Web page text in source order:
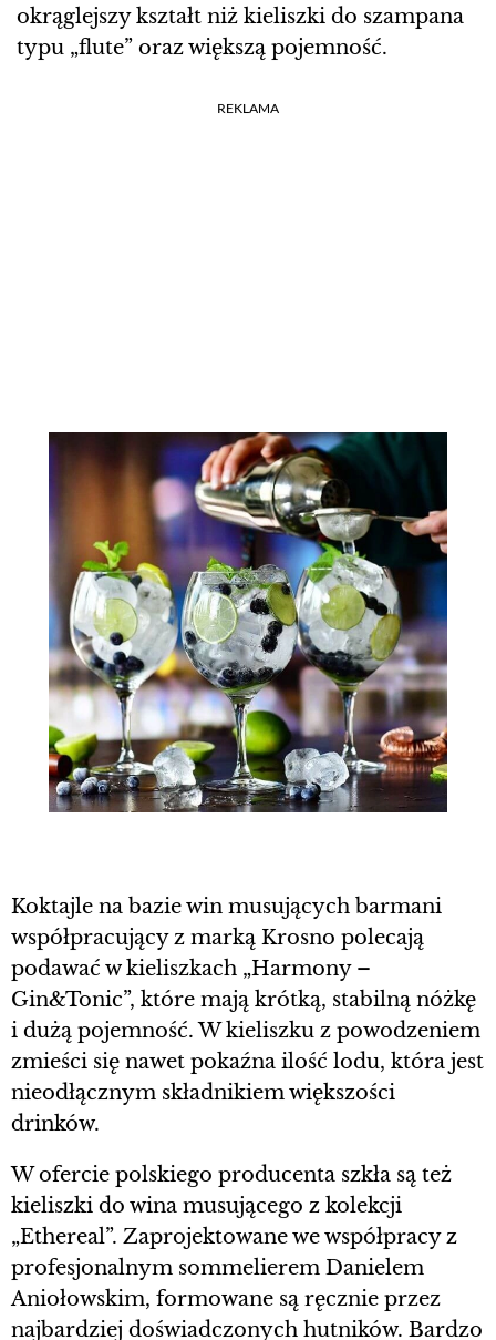
okrąglejszy kształt niż kieliszki do szampana
typu „flute” oraz większą pojemność.
REKLAMA
Koktajle na bazie win musujących barmani
współpracujący z marką Krosno polecają
podawać w kieliszkach „Harmony –
Gin&Tonic”, które mają krótką, stabilną nóżkę
i dużą pojemność. W kieliszku z powodzeniem
zmieści się nawet pokaźna ilość lodu, która jest
nieodłącznym składnikiem większości
drinków.
W ofercie polskiego producenta szkła są też
kieliszki do wina musującego z kolekcji
„Ethereal”. Zaprojektowane we współpracy z
profesjonalnym sommelierem Danielem
Aniołowskim, formowane są ręcznie przez
najbardziej doświadczonych hutników. Bardzo